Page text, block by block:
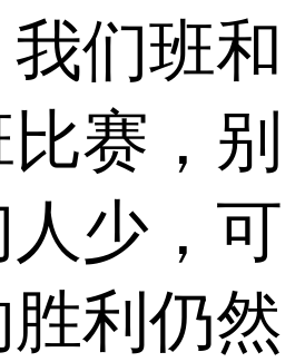
们班和
赛，别
少，可
利仍然